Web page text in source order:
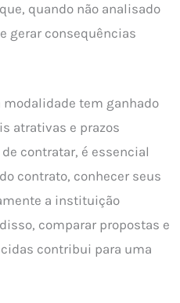
quando não analisado
gerar consequências
tem ganhado
atrativas e prazos
contratar, é essencial
contrato, conhecer seus
a instituição
comparar propostas e
contribui para uma